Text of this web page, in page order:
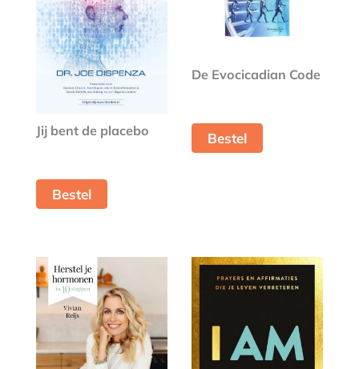
Jij bent de placebo
Bestel
De Evocicadian Code
Bestel